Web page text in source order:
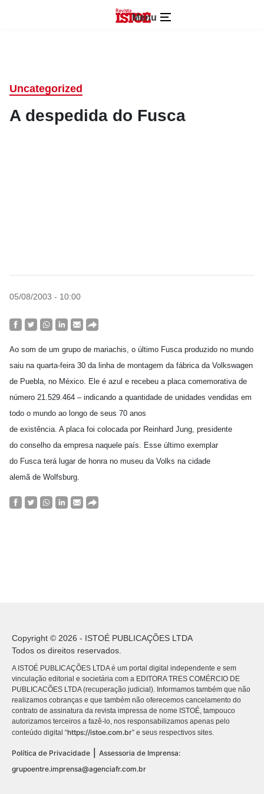
Menu
Uncategorized
A despedida do Fusca
05/08/2003 - 10:00
Ao som de um grupo de mariachis, o último Fusca produzido no mundo
saiu na quarta-feira 30 da linha de montagem da fábrica da Volkswagen
de Puebla, no México. Ele é azul e recebeu a placa comemorativa de
número 21.529.464 – indicando a quantidade de unidades vendidas em
todo o mundo ao longo de seus 70 anos
de existência. A placa foi colocada por Reinhard Jung, presidente
do conselho da empresa naquele país. Esse último exemplar
do Fusca terá lugar de honra no museu da Volks na cidade
alemã de Wolfsburg.
Copyright © 2026 - ISTOÉ PUBLICAÇÕES LTDA
Todos os direitos reservados.
A ISTOÉ PUBLICAÇÕES LTDA é um portal digital independente e sem
vinculação editorial e societária com a EDITORA TRES COMÉRCIO DE
PUBLICACÕES LTDA (recuperação judicial). Informamos também que não
realizamos cobranças e que também não oferecemos cancelamento do
contrato de assinatura da revista impressa de nome ISTOÉ, tampouco
autorizamos terceiros a fazê-lo, nos responsabilizamos apenas pelo
conteúdo digital “https://istoe.com.br” e seus respectivos sites.
Política de Privacidade
Assessoria de Imprensa:
grupoentre.imprensa@agenciafr.com.br